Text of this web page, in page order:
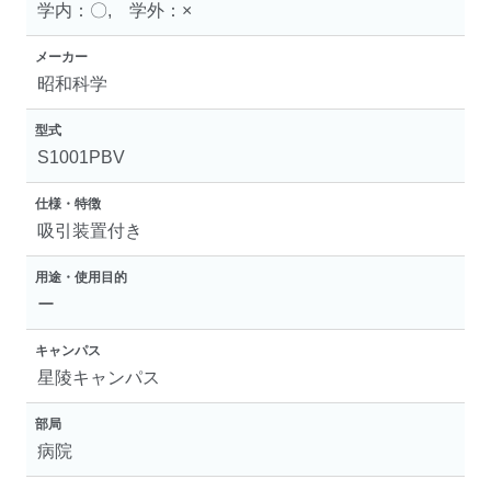
学内：〇, 学外：×
メーカー
昭和科学
型式
S1001PBV
仕様・特徴
吸引装置付き
用途・使用目的
ー
キャンパス
星陵キャンパス
部局
病院